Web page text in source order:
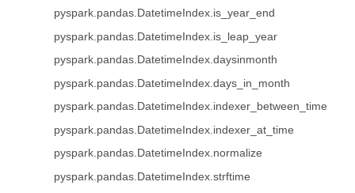
pyspark.pandas.DatetimeIndex.is_year_end
pyspark.pandas.DatetimeIndex.is_leap_year
pyspark.pandas.DatetimeIndex.daysinmonth
pyspark.pandas.DatetimeIndex.days_in_month
pyspark.pandas.DatetimeIndex.indexer_between_time
pyspark.pandas.DatetimeIndex.indexer_at_time
pyspark.pandas.DatetimeIndex.normalize
pyspark.pandas.DatetimeIndex.strftime